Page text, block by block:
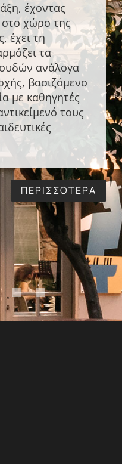
έχοντας
στο χώρο της
έχει τη
τα
ανάλογα
βασιζόμενο
με καθηγητές
τους
ΠΕΡΙΣΣΟΤΕΡΑ